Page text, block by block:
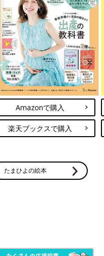
Amazonで購入
楽天ブックスで購入
たまひよの絵本